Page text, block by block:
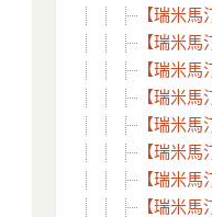
【瑞米馬
【瑞米馬
【瑞米馬
【瑞米馬
【瑞米馬
【瑞米馬
【瑞米馬
【瑞米馬